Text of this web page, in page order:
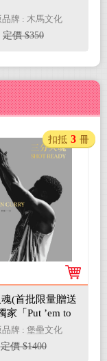
品牌 : 木馬文化
定價 $350
(首批限量贈送
家「Put ’em to
」書衣海報)
品牌 : 堡壘文化
定價 $1400
扣抵 3 冊